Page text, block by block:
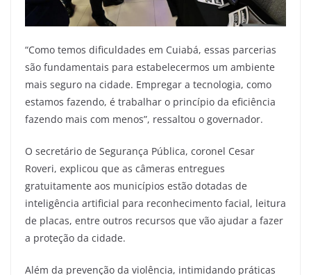
“Como temos dificuldades em Cuiabá, essas parcerias
são fundamentais para estabelecermos um ambiente
mais seguro na cidade. Empregar a tecnologia, como
estamos fazendo, é trabalhar o princípio da eficiência
fazendo mais com menos”, ressaltou o governador.
O secretário de Segurança Pública, coronel Cesar
Roveri, explicou que as câmeras entregues
gratuitamente aos municípios estão dotadas de
inteligência artificial para reconhecimento facial, leitura
de placas, entre outros recursos que vão ajudar a fazer
a proteção da cidade.
Além da prevenção da violência, intimidando práticas